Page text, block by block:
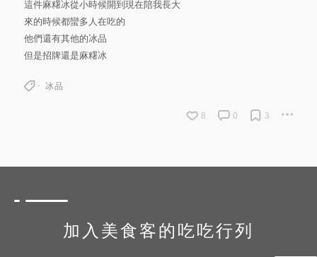
這件麻糬冰從小時候開到現在陪我長大
來的時候都蠻多人在吃的
他們還有其他的冰品
但是招牌還是麻糬冰
冰品
8 0 3
加入美食客的吃吃行列